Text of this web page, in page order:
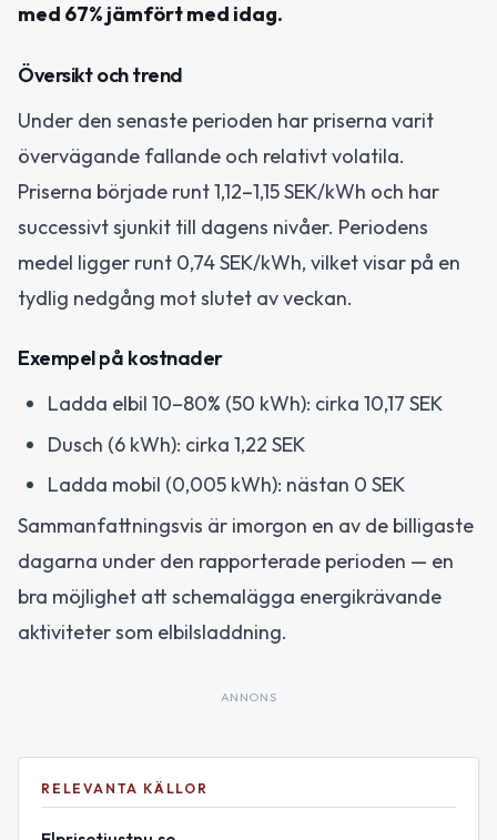
med 67% jämfört med idag.
Översikt och trend
Under den senaste perioden har priserna varit
övervägande fallande och relativt volatila.
Priserna började runt 1,12–1,15 SEK/kWh och har
successivt sjunkit till dagens nivåer. Periodens
medel ligger runt 0,74 SEK/kWh, vilket visar på en
tydlig nedgång mot slutet av veckan.
Exempel på kostnader
Ladda elbil 10–80% (50 kWh): cirka 10,17 SEK
Dusch (6 kWh): cirka 1,22 SEK
Ladda mobil (0,005 kWh): nästan 0 SEK
Sammanfattningsvis är imorgon en av de billigaste
dagarna under den rapporterade perioden — en
bra möjlighet att schemalägga energikrävande
aktiviteter som elbilsladdning.
ANNONS
RELEVANTA KÄLLOR